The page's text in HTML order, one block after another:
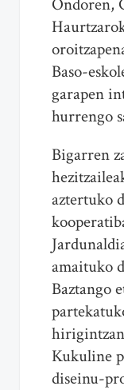
Baso-
garapen
hurrengo
Bigarren
aztertuko
amaituko
Baztango
Kukuline
diseinu-